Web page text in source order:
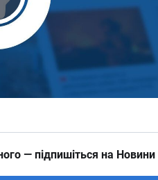
Video
— підпишіться на Новини